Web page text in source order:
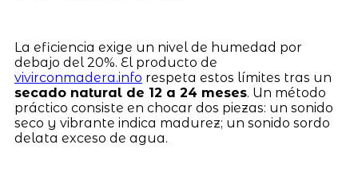
La eficiencia exige un nivel de humedad por
debajo del 20%. El producto de
vivirconmadera.info respeta estos límites tras un
secado natural de 12 a 24 meses. Un método
práctico consiste en chocar dos piezas: un sonido
seco y vibrante indica madurez; un sonido sordo
delata exceso de agua.